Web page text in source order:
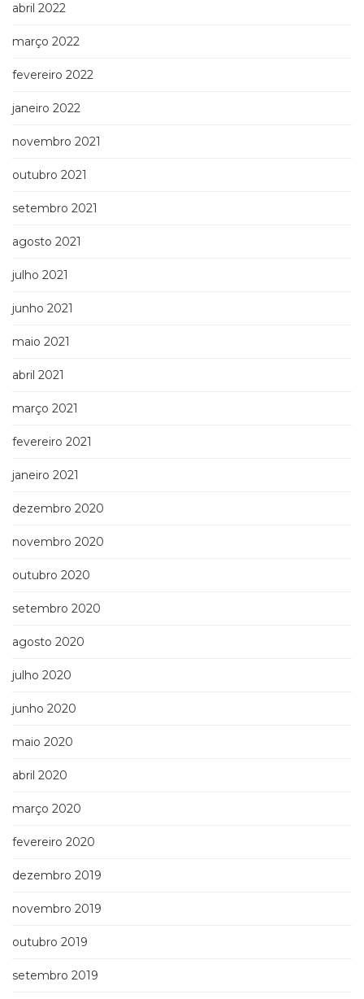
abril 2022
março 2022
fevereiro 2022
janeiro 2022
novembro 2021
outubro 2021
setembro 2021
agosto 2021
julho 2021
junho 2021
maio 2021
abril 2021
março 2021
fevereiro 2021
janeiro 2021
dezembro 2020
novembro 2020
outubro 2020
setembro 2020
agosto 2020
julho 2020
junho 2020
maio 2020
abril 2020
março 2020
fevereiro 2020
dezembro 2019
novembro 2019
outubro 2019
setembro 2019